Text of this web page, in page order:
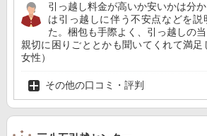
引っ越し料金が高いか安いかは分
は引っ越しに伴う不安点などを説
た。梱包も手際よく、引っ越しの当
親切に困りごととかも聞いてくれて満足
女性）
その他の口コミ・評判